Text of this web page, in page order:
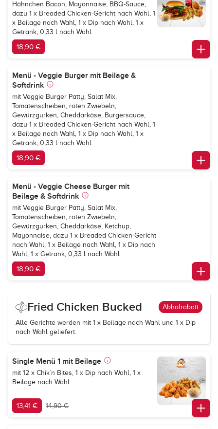
Hähnchen Bacon, Mayonnaise, BBQ-Sauce,
dazu 1 x Breaded Chicken-Gericht nach Wahl, 1
x Beilage nach Wahl, 1 x Dip nach Wahl, 1 x
Getränk, 0,33 l nach Wahl
18,90 €
Menü - Veggie Burger mit Beilage &
Softdrink
mit Veggie Burger Patty, Salat Mix,
Tomatenscheiben, roten Zwiebeln,
Gewürzgurken, Cheddarkäse, Burgersauce,
dazu 1 x Breaded Chicken-Gericht nach Wahl, 1
x Beilage nach Wahl, 1 x Dip nach Wahl, 1 x
Getränk, 0,33 l nach Wahl
18,90 €
Menü - Veggie Cheese Burger mit
Beilage & Softdrink
mit Veggie Burger Patty, Salat Mix,
Tomatenscheiben, roten Zwiebeln,
Gewürzgurken, Cheddarkäse, Ketchup,
Mayonnaise, dazu 1 x Breaded Chicken-Gericht
nach Wahl, 1 x Beilage nach Wahl, 1 x Dip nach
Wahl, 1 x Getränk, 0,33 l nach Wahl
18,90 €
Fried Chicken Bucked Abholrabatt
Alle Gerichte werden mit 1 x Beilage nach Wahl und 1 x Dip
nach Wahl geliefert.
Single Menü 1 mit Beilage
mit 12 x Chik´n Bites, 1 x Dip nach Wahl, 1 x
Beilage nach Wahl
13,41 € 14,90 €